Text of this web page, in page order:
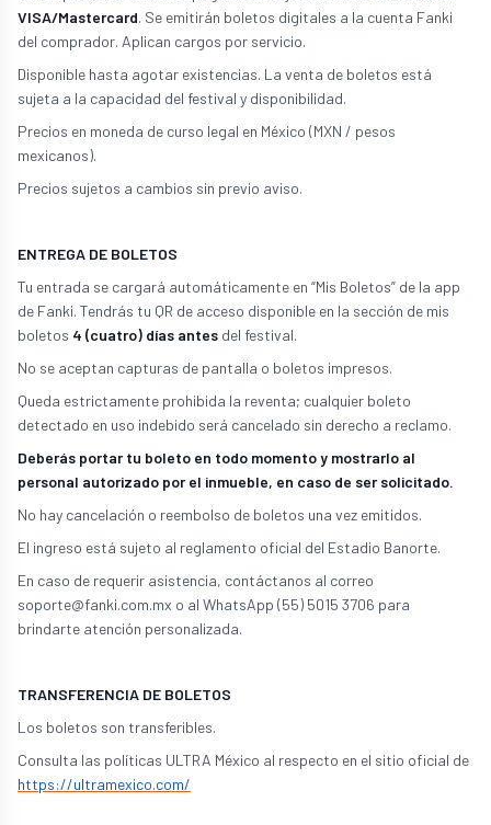
VISA/Mastercard. Se emitirán boletos digitales a la cuenta Fanki
del comprador. Aplican cargos por servicio.
Disponible hasta agotar existencias. La venta de boletos está
sujeta a la capacidad del festival y disponibilidad.
Precios en moneda de curso legal en México (MXN / pesos
mexicanos).
Precios sujetos a cambios sin previo aviso.
ENTREGA DE BOLETOS
Tu entrada se cargará automáticamente en “Mis Boletos” de la app
de Fanki. Tendrás tu QR de acceso disponible en la sección de mis
boletos 4 (cuatro) días antes del festival.
No se aceptan capturas de pantalla o boletos impresos.
Queda estrictamente prohibida la reventa; cualquier boleto
detectado en uso indebido será cancelado sin derecho a reclamo.
Deberás portar tu boleto en todo momento y mostrarlo al
personal autorizado por el inmueble, en caso de ser solicitado.
No hay cancelación o reembolso de boletos una vez emitidos.
El ingreso está sujeto al reglamento oficial del Estadio Banorte.
En caso de requerir asistencia, contáctanos al correo
soporte@fanki.com.mx o al WhatsApp (55) 5015 3706 para
brindarte atención personalizada.
TRANSFERENCIA DE BOLETOS
Los boletos son transferibles.
Consulta las políticas ULTRA México al respecto en el sitio oficial de
https://ultramexico.com/